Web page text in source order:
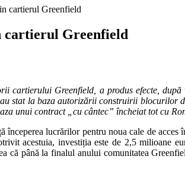
cartierul Greenfield
cartierul Greenfield
cartierului Greenfield, a produs efecte,
stat la baza autorizării construirii
unui contract „cu cântec” încheiat tot cu
lucrărilor pentru noua cale de
acestuia, investiția este de 2,5 milioane
că până la finalul anului comunitatea